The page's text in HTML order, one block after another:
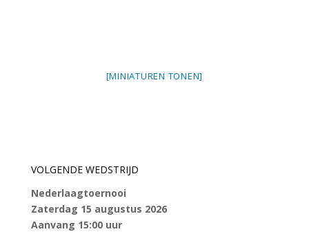
[MINIATUREN TONEN]
VOLGENDE WEDSTRIJD
Nederlaagtoernooi
Zaterdag 15 augustus 2026
Aanvang 15:00 uur